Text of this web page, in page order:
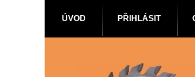
ÚVOD PŘIHLÁSIT